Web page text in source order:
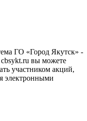
ГО «Город Якутск» -
вы можете
участником акций,
электронными